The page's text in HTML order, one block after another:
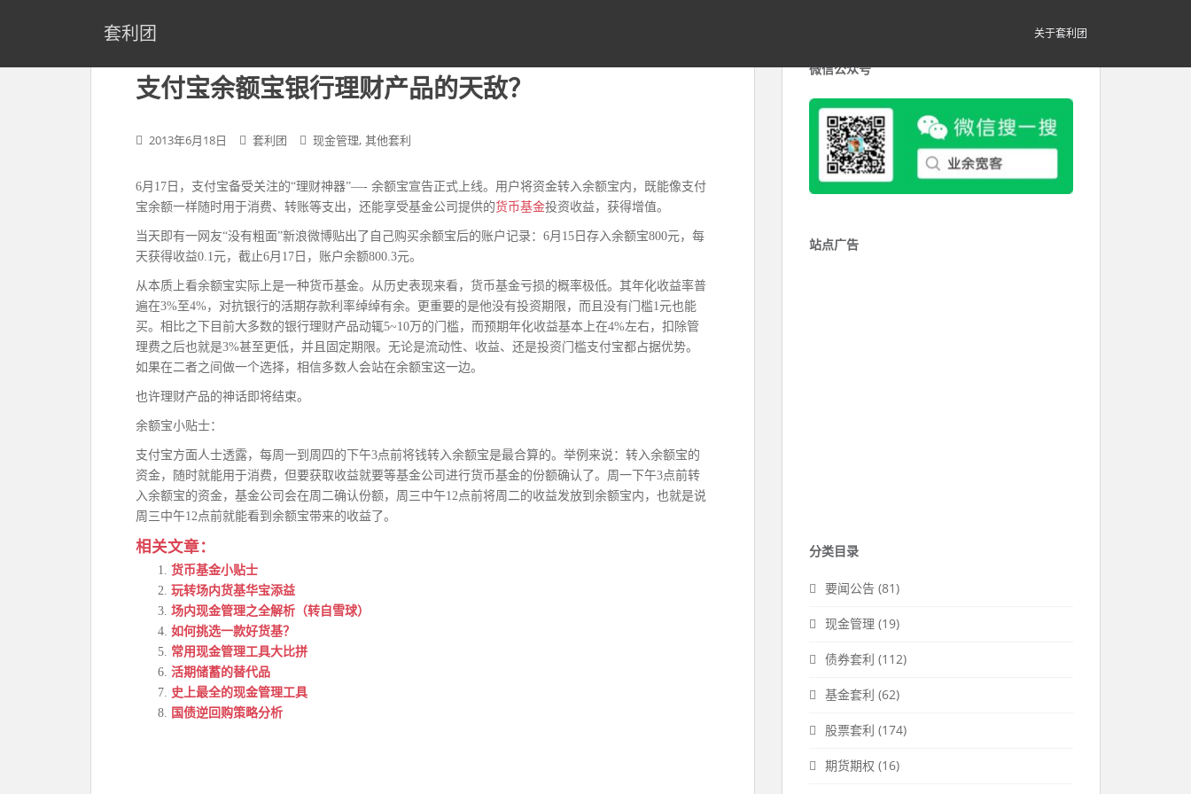
p
套利团 关于套利团
支付宝余额宝银行理财产品的天敌？
2013年6月18日 套利团 现金管理, 其他套利
6月17日，支付宝备受关注的“理财神器”—- 余额宝宣告正式上线。用户将资金转入余额宝内，既能像支付
宝余额一样随时用于消费、转账等支出，还能享受基金公司提供的货币基金投资收益，获得增值。
当天即有一网友“没有粗面”新浪微博贴出了自己购买余额宝后的账户记录：6月15日存入余额宝800元，每
天获得收益0.1元，截止6月17日，账户余额800.3元。
从本质上看余额宝实际上是一种货币基金。从历史表现来看，货币基金亏损的概率极低。其年化收益率普
遍在3%至4%，对抗银行的活期存款利率绰绰有余。更重要的是他没有投资期限，而且没有门槛1元也能
买。相比之下目前大多数的银行理财产品动辄5~10万的门槛，而预期年化收益基本上在4%左右，扣除管
理费之后也就是3%甚至更低，并且固定期限。无论是流动性、收益、还是投资门槛支付宝都占据优势。
如果在二者之间做一个选择，相信多数人会站在余额宝这一边。
也许理财产品的神话即将结束。
余额宝小贴士：
支付宝方面人士透露，每周一到周四的下午3点前将钱转入余额宝是最合算的。举例来说：转入余额宝的
资金，随时就能用于消费，但要获取收益就要等基金公司进行货币基金的份额确认了。周一下午3点前转
入余额宝的资金，基金公司会在周二确认份额，周三中午12点前将周二的收益发放到余额宝内，也就是说
周三中午12点前就能看到余额宝带来的收益了。
相关文章：
货币基金小贴士
玩转场内货基华宝添益
场内现金管理之全解析（转自雪球）
如何挑选一款好货基？
常用现金管理工具大比拼
活期储蓄的替代品
史上最全的现金管理工具
国债逆回购策略分析
微信公众号
站点广告
分类目录
要闻公告 (81)
现金管理 (19)
债券套利 (112)
基金套利 (62)
股票套利 (174)
期货期权 (16)